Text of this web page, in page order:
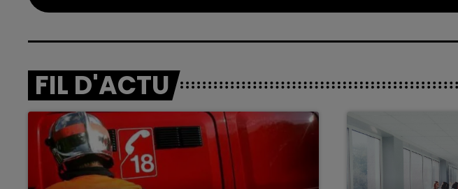
FIL D'ACTU